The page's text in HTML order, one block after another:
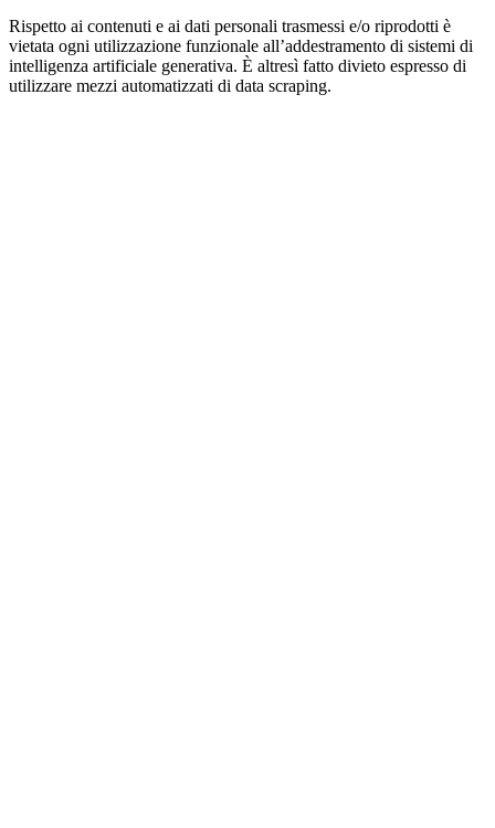
Rispetto ai contenuti e ai dati personali trasmessi e/o riprodotti è
vietata ogni utilizzazione funzionale all’addestramento di sistemi di
intelligenza artificiale generativa. È altresì fatto divieto espresso di
utilizzare mezzi automatizzati di data scraping.